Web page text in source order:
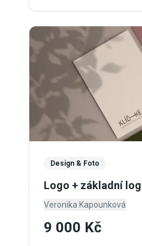
Design & Foto
Logo + základní
Veronika Kapounková
9 000 Kč